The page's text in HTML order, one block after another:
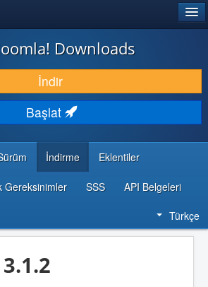
Downloads
İndir
Başlat
İndirme Eklentiler
Gereksinimler SSS API Belgeleri
Türkçe